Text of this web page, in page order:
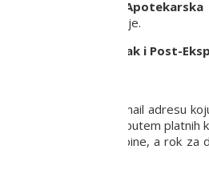
Republike Srbije.
usluge
Post-Pak i Post-
na Vašu e-mail adresu
robe pouzećem ili putem
sa potvrdom narudžbine, a rok za